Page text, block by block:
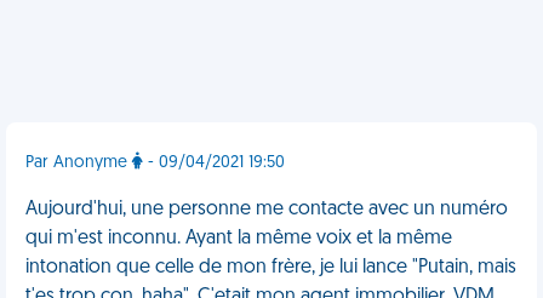
Par Anonyme - 09/04/2021 19:50
Aujourd'hui, une personne me contacte avec un numéro
qui m'est inconnu. Ayant la même voix et la même
intonation que celle de mon frère, je lui lance "Putain, mais